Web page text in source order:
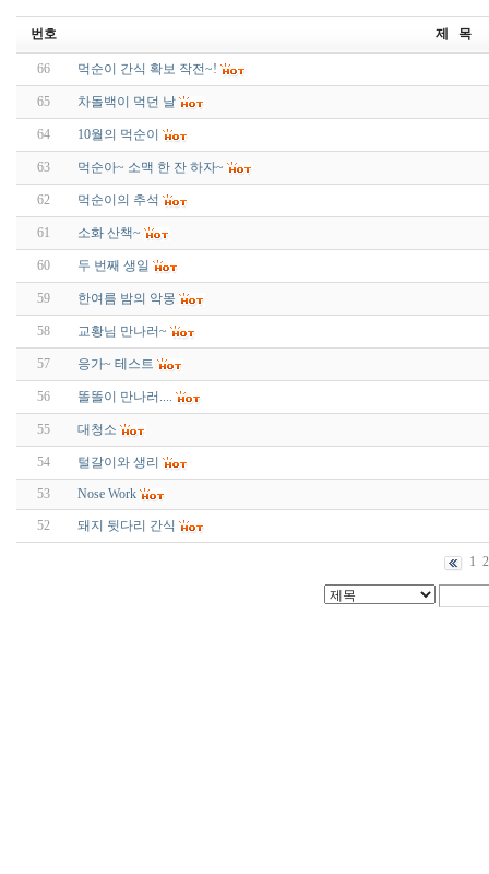
번호 제 목
66 먹순이 간식 확보 작전~!
65 차돌백이 먹던 날
64 10월의 먹순이
63 먹순아~ 소맥 한 잔 하자~
62 먹순이의 추석
61 소화 산책~
60 두 번째 생일
59 한여름 밤의 악몽
58 교황님 만나러~
57 응가~ 테스트
56 똘똘이 만나러....
55 대청소
54 털갈이와 생리
53 Nose Work
52 돼지 뒷다리 간식
1 2